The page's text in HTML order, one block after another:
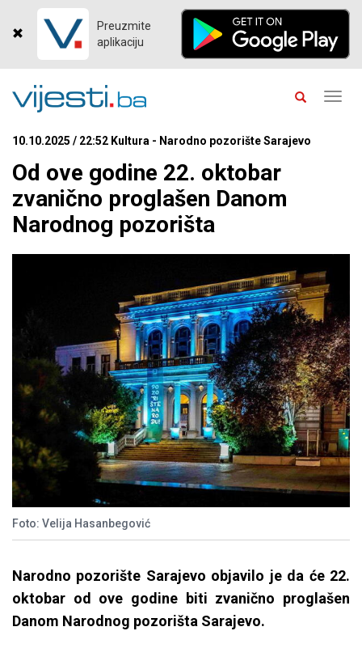
Preuzmite
aplikaciju
10.10.2025 / 22:52 Kultura - Narodno pozorište Sarajevo
Od ove godine 22. oktobar
zvanično proglašen Danom
Narodnog pozorišta
Foto: Velija Hasanbegović
Narodno pozorište Sarajevo objavilo je da će 22.
oktobar od ove godine biti zvanično proglašen
Danom Narodnog pozorišta Sarajevo.